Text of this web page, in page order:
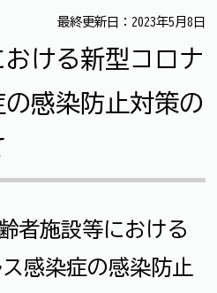
最終更新日：2023年5月8日
ける新型コロナ
感染防止対策の
者施設等における
感染症の感染防止